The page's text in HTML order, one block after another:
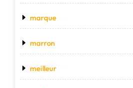
marque
marron
meilleur